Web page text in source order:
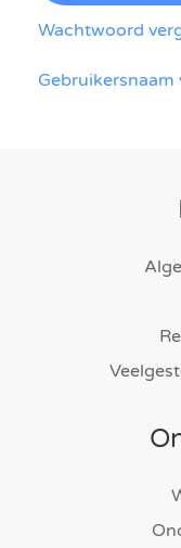
Wachtwoord
Gebruikersnaam